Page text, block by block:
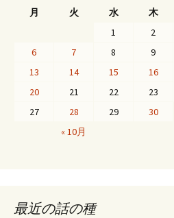
月
火 水 木
« 10月
1 2
6
7 8 9
13
14 15 16
20
21 22 23
27
28 29 30
最近の話の種